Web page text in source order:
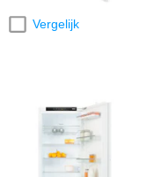
Vergelijk